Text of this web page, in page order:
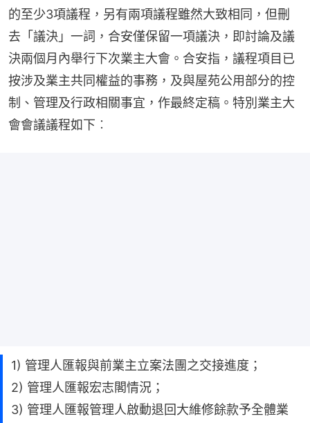
的至少3項議程，另有兩項議程雖然大致相同，但刪
去「議決」一詞，合安僅保留一項議決，即討論及議
決兩個月內舉行下次業主大會。合安指，議程項目已
按涉及業主共同權益的事務，及與屋苑公用部分的控
制、管理及行政相關事宜，作最終定稿。特別業主大
會會議議程如下︰
1) 管理人匯報與前業主立案法團之交接進度；
2) 管理人匯報宏志閣情況；
3) 管理人匯報管理人啟動退回大維修餘款予全體業